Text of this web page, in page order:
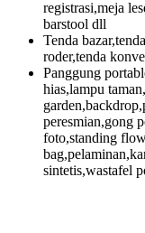
registrasi,meja
barstool dll
Tenda
roder,tenda
Panggung
hias,lampu
peresmian,gong
foto,standing
sintetis,wastafel